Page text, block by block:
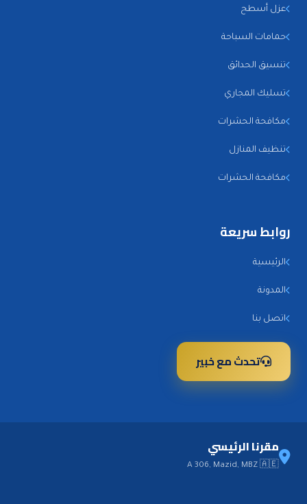
عزل أسطح
حمامات السباحة
تنسيق الحدائق
تسليك المجاري
مكافحة الحشرات
تنظيف المنازل
مكافحة الحشرات
روابط سريعة
الرئيسية
المدونة
اتصل بنا
تحدث مع خبير
مقرنا الرئيسي
A 306, Mazid, MBZ 🇦🇪